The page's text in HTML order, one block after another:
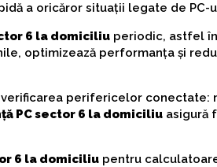
a oricăror situații legate de PC-
6 la domiciliu periodic, astfel
optimizează performanța și
perifericelor conectate:
PC sector 6 la domiciliu asigură
6 la domiciliu pentru